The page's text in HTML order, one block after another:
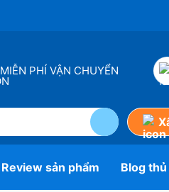
MIỄN PHÍ VẬN CHUYỂN
Review sản phẩm Blog